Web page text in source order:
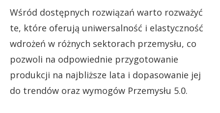
Wśród dostępnych rozwiązań warto rozważyć
te, które oferują uniwersalność i elastyczność
wdrożeń w różnych sektorach przemysłu, co
pozwoli na odpowiednie przygotowanie
produkcji na najbliższe lata i dopasowanie jej
do trendów oraz wymogów Przemysłu 5.0.